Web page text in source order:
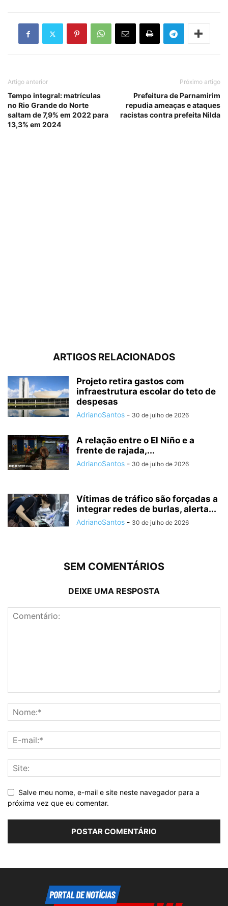
Artigo anterior
Tempo integral: matrículas
no Rio Grande do Norte
saltam de 7,9% em 2022 para
13,3% em 2024
Próximo artigo
Prefeitura de Parnamirim
repudia ameaças e ataques
racistas contra prefeita Nilda
ARTIGOS RELACIONADOS
Projeto retira gastos com
infraestrutura escolar do teto de
despesas
AdrianoSantos - 30 de julho de 2026
A relação entre o El Niño e a
frente de rajada,...
AdrianoSantos - 30 de julho de 2026
Vítimas de tráfico são forçadas a
integrar redes de burlas, alerta...
AdrianoSantos - 30 de julho de 2026
SEM COMENTÁRIOS
DEIXE UMA RESPOSTA
Salve meu nome, e-mail e site neste navegador para a
próxima vez que eu comentar.